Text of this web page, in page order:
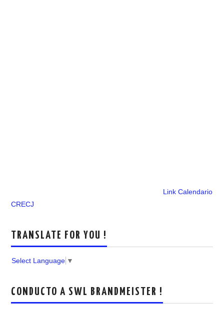
Link Calendario
CRECJ
TRANSLATE FOR YOU !
Select Language ▼
CONDUCTO A SWL BRANDMEISTER !